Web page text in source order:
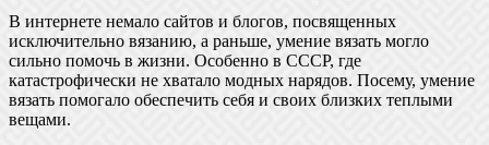
В интернете немало сайтов и блогов, посвященных
исключительно вязанию, а раньше, умение вязать могло
сильно помочь в жизни. Особенно в СССР, где
катастрофически не хватало модных нарядов. Посему, умение
вязать помогало обеспечить себя и своих близких теплыми
вещами.